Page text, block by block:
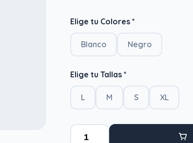
Elige tu Colores *
Blanco Negro
Elige tu Tallas *
L M S XL